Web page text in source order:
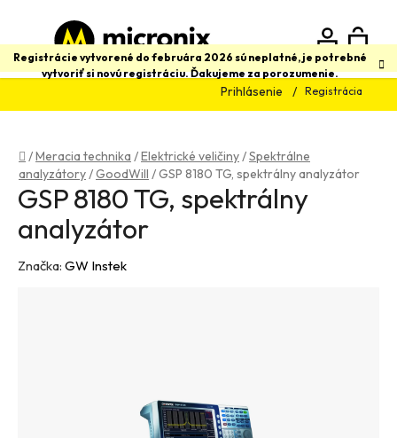
obsah
Registrácie vytvorené do februára 2026 sú neplatné, je potrebné
vytvoriť si novú registráciu. Ďakujeme za porozumenie.
Prihlásenie Registrácia
Hľadať
Domov
/Meracia technika /Elektrické veličiny/Spektrálne
analyzátory/GoodWill /GSP 8180 TG, spektrálny analyzátor
GSP 8180 TG, spektrálny
analyzátor
Značka: GW Instek